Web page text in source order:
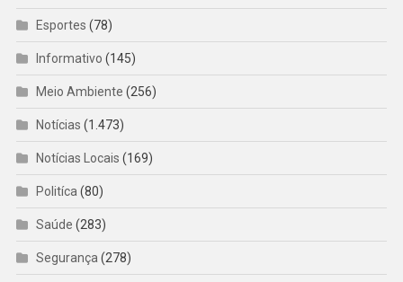
Esportes (78)
Informativo (145)
Meio Ambiente (256)
Notícias (1.473)
Notícias Locais (169)
Politíca (80)
Saúde (283)
Segurança (278)